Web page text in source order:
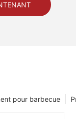
pour barbecue